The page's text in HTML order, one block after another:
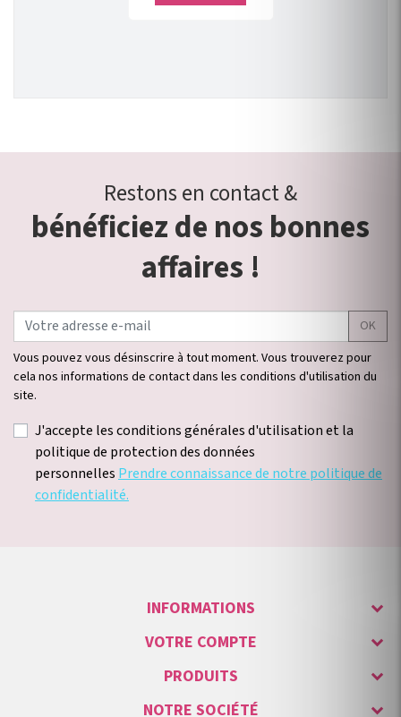
Restons en contact &
bénéficiez de nos bonnes
affaires !
OK
Vous pouvez vous désinscrire à tout moment. Vous trouverez pour
cela nos informations de contact dans les conditions d'utilisation du
site.
J'accepte les conditions générales d'utilisation et la
politique de protection des données
personnelles Prendre connaissance de notre politique de
confidentialité.
INFORMATIONS
VOTRE COMPTE
PRODUITS
NOTRE SOCIÉTÉ